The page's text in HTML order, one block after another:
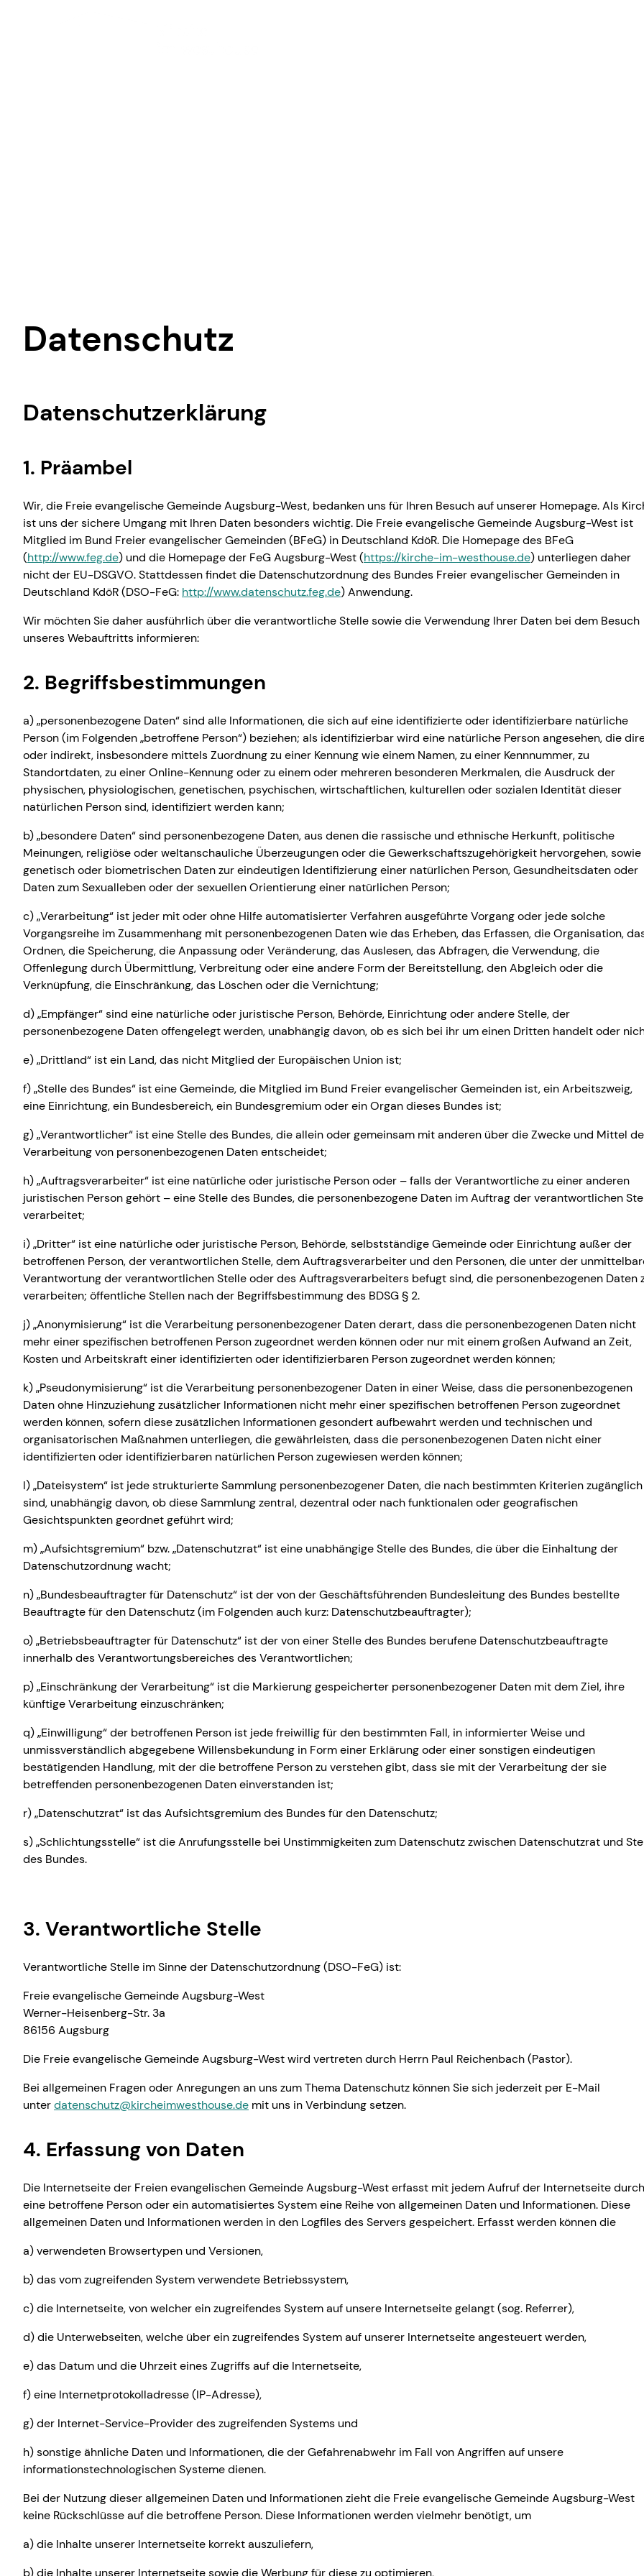
Gemeinsam Gott ehren.
Datenschutz
Datenschutzerklärung
1. Präambel
Wir, die Freie evangelische Gemeinde Augsburg-West, bedanken uns für Ihren Besuch auf unserer Homepage. Als
ist uns der sichere Umgang mit Ihren Daten besonders wichtig. Die Freie evangelische Gemeinde Augsburg-West ist
Mitglied im Bund Freier evangelischer Gemeinden (BFeG) in Deutschland KdöR. Die Homepage des BFeG
(http://www.feg.de) und die Homepage der FeG Augsburg-West (https://kirche-im-westhouse.de) unterliegen daher
nicht der EU-DSGVO. Stattdessen findet die Datenschutzordnung des Bundes Freier evangelischer Gemeinden in
Deutschland KdöR (DSO-FeG: http://www.datenschutz.feg.de) Anwendung.
Wir möchten Sie daher ausführlich über die verantwortliche Stelle sowie die Verwendung Ihrer Daten bei dem Besuch
unseres Webauftritts informieren:
2. Begriffsbestimmungen
a) „personenbezogene Daten“ sind alle Informationen, die sich auf eine identifizierte oder identifizierbare natürliche
Person (im Folgenden „betroffene Person“) beziehen; als identifizierbar wird eine natürliche Person angesehen, die
oder indirekt, insbesondere mittels Zuordnung zu einer Kennung wie einem Namen, zu einer Kennnummer, zu
Standortdaten, zu einer Online-Kennung oder zu einem oder mehreren besonderen Merkmalen, die Ausdruck der
physischen, physiologischen, genetischen, psychischen, wirtschaftlichen, kulturellen oder sozialen Identität dieser
natürlichen Person sind, identifiziert werden kann;
b) „besondere Daten“ sind personenbezogene Daten, aus denen die rassische und ethnische Herkunft, politische
Meinungen, religiöse oder weltanschauliche Überzeugungen oder die Gewerkschaftszugehörigkeit hervorgehen, sowie
genetisch oder biometrischen Daten zur eindeutigen Identifizierung einer natürlichen Person, Gesundheitsdaten oder
Daten zum Sexualleben oder der sexuellen Orientierung einer natürlichen Person;
c) „Verarbeitung“ ist jeder mit oder ohne Hilfe automatisierter Verfahren ausgeführte Vorgang oder jede solche
Vorgangsreihe im Zusammenhang mit personenbezogenen Daten wie das Erheben, das Erfassen, die Organisation,
Ordnen, die Speicherung, die Anpassung oder Veränderung, das Auslesen, das Abfragen, die Verwendung, die
Offenlegung durch Übermittlung, Verbreitung oder eine andere Form der Bereitstellung, den Abgleich oder die
Verknüpfung, die Einschränkung, das Löschen oder die Vernichtung;
d) „Empfänger“ sind eine natürliche oder juristische Person, Behörde, Einrichtung oder andere Stelle, der
personenbezogene Daten offengelegt werden, unabhängig davon, ob es sich bei ihr um einen Dritten handelt oder
e) „Drittland“ ist ein Land, das nicht Mitglied der Europäischen Union ist;
f) „Stelle des Bundes“ ist eine Gemeinde, die Mitglied im Bund Freier evangelischer Gemeinden ist, ein Arbeitszweig,
eine Einrichtung, ein Bundesbereich, ein Bundesgremium oder ein Organ dieses Bundes ist;
g) „Verantwortlicher“ ist eine Stelle des Bundes, die allein oder gemeinsam mit anderen über die Zwecke und Mittel
Verarbeitung von personenbezogenen Daten entscheidet;
h) „Auftragsverarbeiter“ ist eine natürliche oder juristische Person oder – falls der Verantwortliche zu einer anderen
juristischen Person gehört – eine Stelle des Bundes, die personenbezogene Daten im Auftrag der verantwortlichen
verarbeitet;
i) „Dritter“ ist eine natürliche oder juristische Person, Behörde, selbstständige Gemeinde oder Einrichtung außer der
betroffenen Person, der verantwortlichen Stelle, dem Auftragsverarbeiter und den Personen, die unter der
Verantwortung der verantwortlichen Stelle oder des Auftragsverarbeiters befugt sind, die personenbezogenen Daten
verarbeiten; öffentliche Stellen nach der Begriffsbestimmung des BDSG § 2.
j) „Anonymisierung“ ist die Verarbeitung personenbezogener Daten derart, dass die personenbezogenen Daten nicht
mehr einer spezifischen betroffenen Person zugeordnet werden können oder nur mit einem großen Aufwand an Zeit,
Kosten und Arbeitskraft einer identifizierten oder identifizierbaren Person zugeordnet werden können;
k) „Pseudonymisierung“ ist die Verarbeitung personenbezogener Daten in einer Weise, dass die personenbezogenen
Daten ohne Hinzuziehung zusätzlicher Informationen nicht mehr einer spezifischen betroffenen Person zugeordnet
werden können, sofern diese zusätzlichen Informationen gesondert aufbewahrt werden und technischen und
organisatorischen Maßnahmen unterliegen, die gewährleisten, dass die personenbezogenen Daten nicht einer
identifizierten oder identifizierbaren natürlichen Person zugewiesen werden können;
l) „Dateisystem“ ist jede strukturierte Sammlung personenbezogener Daten, die nach bestimmten Kriterien zugänglich
sind, unabhängig davon, ob diese Sammlung zentral, dezentral oder nach funktionalen oder geografischen
Gesichtspunkten geordnet geführt wird;
m) „Aufsichtsgremium“ bzw. „Datenschutzrat“ ist eine unabhängige Stelle des Bundes, die über die Einhaltung der
Datenschutzordnung wacht;
n) „Bundesbeauftragter für Datenschutz“ ist der von der Geschäftsführenden Bundesleitung des Bundes bestellte
Beauftragte für den Datenschutz (im Folgenden auch kurz: Datenschutzbeauftragter);
o) „Betriebsbeauftragter für Datenschutz“ ist der von einer Stelle des Bundes berufene Datenschutzbeauftragte
innerhalb des Verantwortungsbereiches des Verantwortlichen;
p) „Einschränkung der Verarbeitung“ ist die Markierung gespeicherter personenbezogener Daten mit dem Ziel, ihre
künftige Verarbeitung einzuschränken;
q) „Einwilligung“ der betroffenen Person ist jede freiwillig für den bestimmten Fall, in informierter Weise und
unmissverständlich abgegebene Willensbekundung in Form einer Erklärung oder einer sonstigen eindeutigen
bestätigenden Handlung, mit der die betroffene Person zu verstehen gibt, dass sie mit der Verarbeitung der sie
betreffenden personenbezogenen Daten einverstanden ist;
r) „Datenschutzrat“ ist das Aufsichtsgremium des Bundes für den Datenschutz;
s) „Schlichtungsstelle“ ist die Anrufungsstelle bei Unstimmigkeiten zum Datenschutz zwischen Datenschutzrat und
des Bundes.
3. Verantwortliche Stelle
Verantwortliche Stelle im Sinne der Datenschutzordnung (DSO-FeG) ist:
Freie evangelische Gemeinde Augsburg-West
Werner-Heisenberg-Str. 3a
86156 Augsburg
Die Freie evangelische Gemeinde Augsburg-West wird vertreten durch Herrn Paul Reichenbach (Pastor).
Bei allgemeinen Fragen oder Anregungen an uns zum Thema Datenschutz können Sie sich jederzeit per E-Mail
unterdatenschutz@kircheimwesthouse.de mit uns in Verbindung setzen.
4. Erfassung von Daten
Die Internetseite der Freien evangelischen Gemeinde Augsburg-West erfasst mit jedem Aufruf der Internetseite durch
eine betroffene Person oder ein automatisiertes System eine Reihe von allgemeinen Daten und Informationen. Diese
allgemeinen Daten und Informationen werden in den Logfiles des Servers gespeichert. Erfasst werden können die
a) verwendeten Browsertypen und Versionen,
b) das vom zugreifenden System verwendete Betriebssystem,
c) die Internetseite, von welcher ein zugreifendes System auf unsere Internetseite gelangt (sog. Referrer),
d) die Unterwebseiten, welche über ein zugreifendes System auf unserer Internetseite angesteuert werden,
e) das Datum und die Uhrzeit eines Zugriffs auf die Internetseite,
f) eine Internetprotokolladresse (IP-Adresse),
g) der Internet-Service-Provider des zugreifenden Systems und
h) sonstige ähnliche Daten und Informationen, die der Gefahrenabwehr im Fall von Angriffen auf unsere
informationstechnologischen Systeme dienen.
Bei der Nutzung dieser allgemeinen Daten und Informationen zieht die Freie evangelische Gemeinde Augsburg-West
keine Rückschlüsse auf die betroffene Person. Diese Informationen werden vielmehr benötigt, um
a) die Inhalte unserer Internetseite korrekt auszuliefern,
b) die Inhalte unserer Internetseite sowie die Werbung für diese zu optimieren,